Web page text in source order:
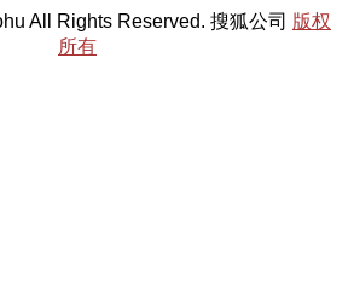
All Rights Reserved. 搜狐公司 版权
所有